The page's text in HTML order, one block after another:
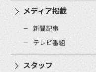
メディア掲載
新聞記事
テレビ番組
スタッフ